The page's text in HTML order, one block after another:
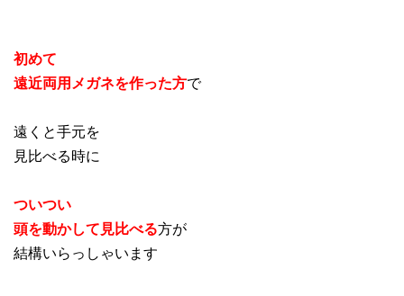
初めて
遠近両用メガネを作った方で
遠くと手元を
見比べる時に
ついつい
頭を動かして見比べる方が
結構いらっしゃいます